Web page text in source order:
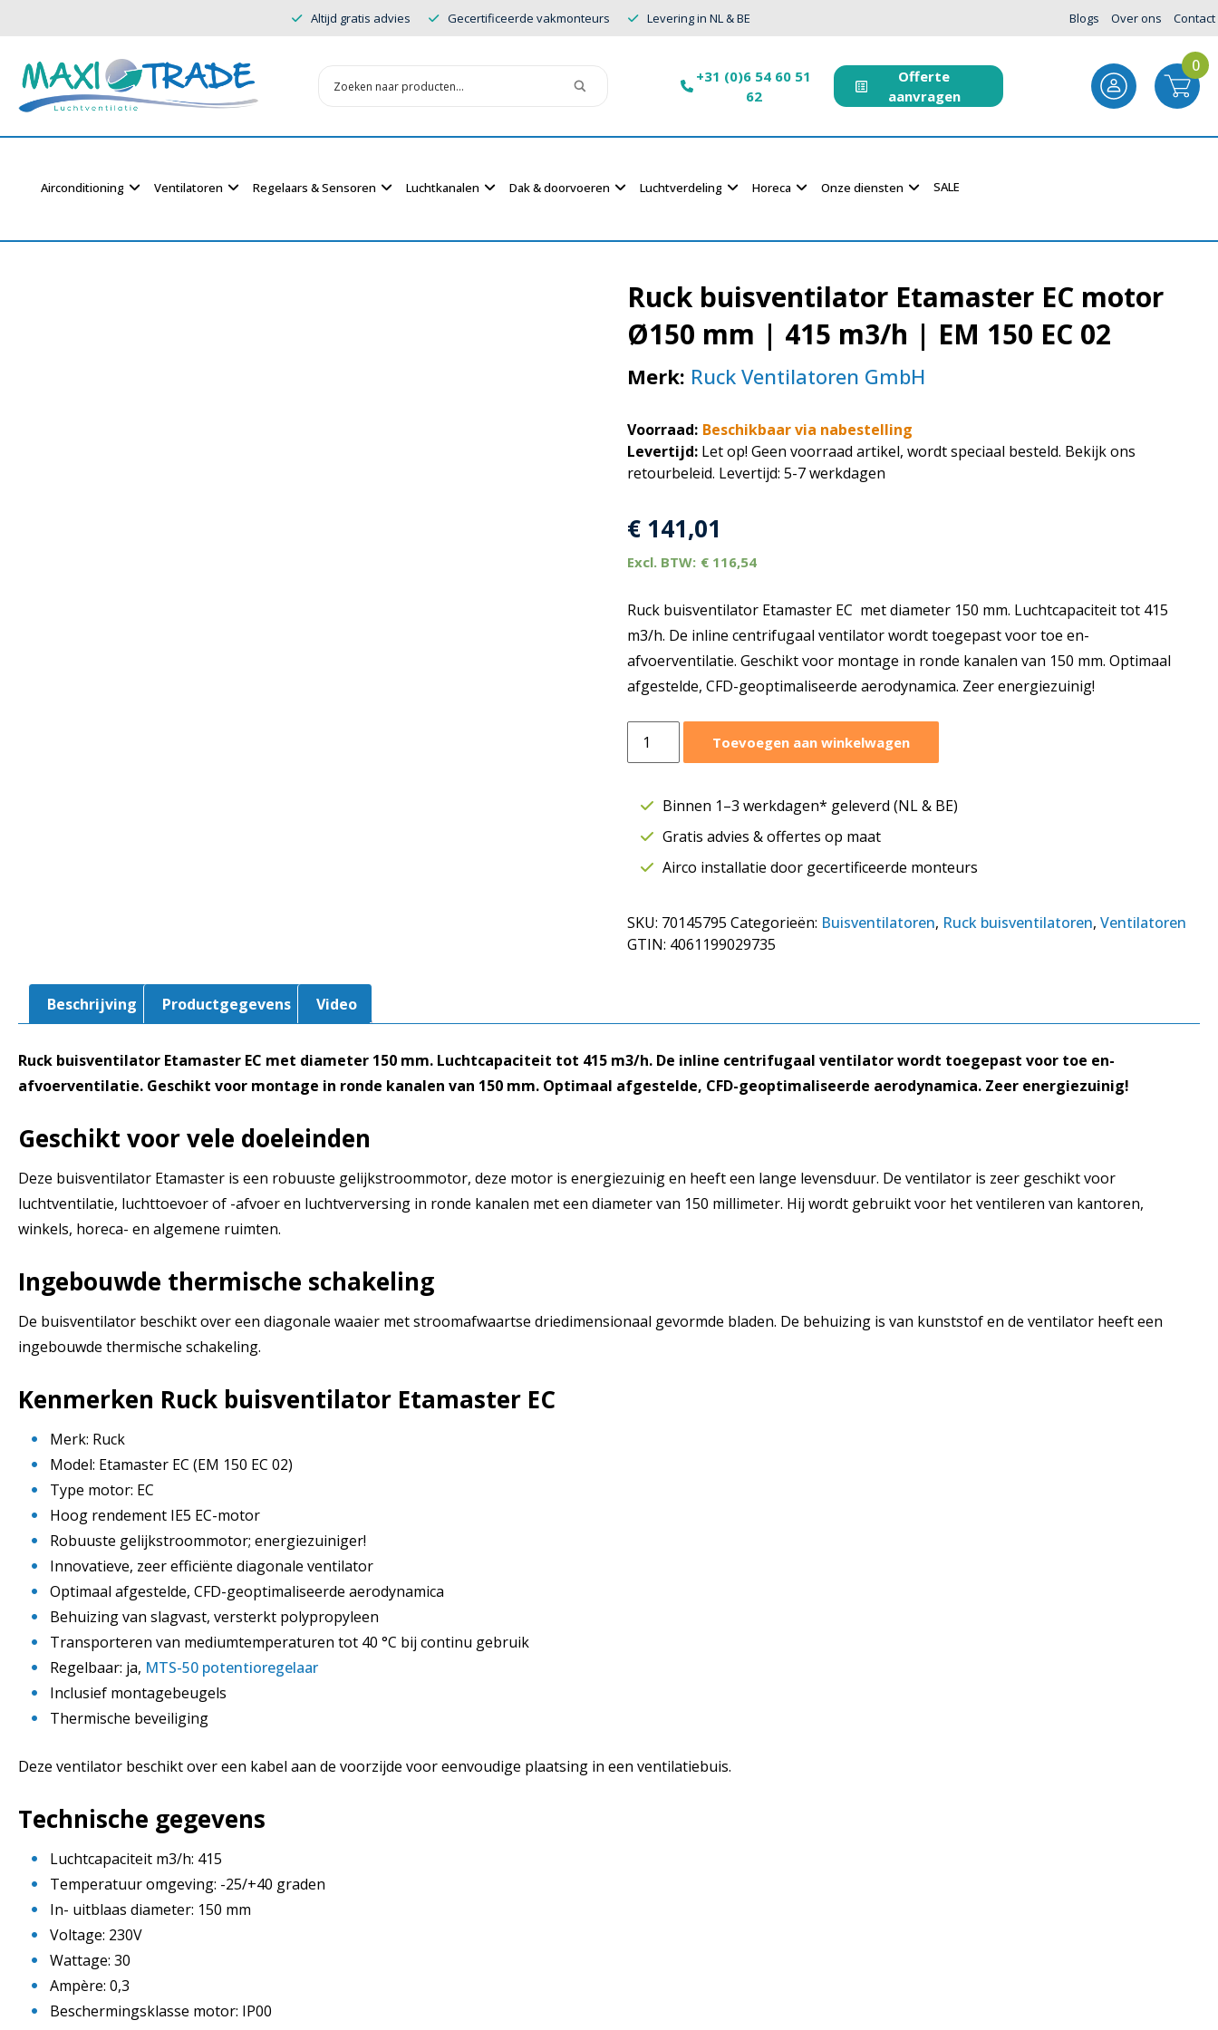
Altijd gratis advies Gecertificeerde vakmonteurs Levering in NL & BE Blogs Over ons Contact
+31 (0)6 54 60 51
62
Offerte
aanvragen
0
Airconditioning Ventilatoren Regelaars & Sensoren Luchtkanalen Dak & doorvoeren Luchtverdeling Horeca Onze diensten SALE
Ruck buisventilator Etamaster EC motor
Ø150 mm | 415 m3/h | EM 150 EC 02
Merk: Ruck Ventilatoren GmbH
Voorraad: Beschikbaar via nabestelling
Levertijd: Let op! Geen voorraad artikel, wordt speciaal besteld. Bekijk ons
retourbeleid. Levertijd: 5-7 werkdagen
€ 141,01
€ 116,54
Ruck buisventilator Etamaster EC met diameter 150 mm. Luchtcapaciteit tot 415
m3/h. De inline centrifugaal ventilator wordt toegepast voor toe en-
afvoerventilatie. Geschikt voor montage in ronde kanalen van 150 mm. Optimaal
afgestelde, CFD-geoptimaliseerde aerodynamica. Zeer energiezuinig!
buisventilator
Ø150
mm
m3/h
|
aantal
Toevoegen aan winkelwagen
Binnen 1–3 werkdagen* geleverd (NL & BE)
Gratis advies & offertes op maat
Airco installatie door gecertificeerde monteurs
SKU: 70145795 Categorieën: Buisventilatoren, Ruck buisventilatoren, Ventilatoren
GTIN: 4061199029735
Beschrijving Productgegevens Video
Ruck buisventilator Etamaster EC met diameter 150 mm. Luchtcapaciteit tot 415 m3/h. De inline centrifugaal ventilator wordt toegepast voor toe en-
afvoerventilatie. Geschikt voor montage in ronde kanalen van 150 mm. Optimaal afgestelde, CFD-geoptimaliseerde aerodynamica. Zeer energiezuinig!
Geschikt voor vele doeleinden
Deze buisventilator Etamaster is een robuuste gelijkstroommotor, deze motor is energiezuinig en heeft een lange levensduur. De ventilator is zeer geschikt voor
luchtventilatie, luchttoevoer of -afvoer en luchtverversing in ronde kanalen met een diameter van 150 millimeter. Hij wordt gebruikt voor het ventileren van kantoren,
winkels, horeca- en algemene ruimten.
Ingebouwde thermische schakeling
De buisventilator beschikt over een diagonale waaier met stroomafwaartse driedimensionaal gevormde bladen. De behuizing is van kunststof en de ventilator heeft een
ingebouwde thermische schakeling.
Kenmerken Ruck buisventilator Etamaster EC
Merk: Ruck
Model: Etamaster EC (EM 150 EC 02)
Type motor: EC
Hoog rendement IE5 EC-motor
Robuuste gelijkstroommotor; energiezuiniger!
Innovatieve, zeer efficiënte diagonale ventilator
Optimaal afgestelde, CFD-geoptimaliseerde aerodynamica
Behuizing van slagvast, versterkt polypropyleen
Transporteren van mediumtemperaturen tot 40 °C bij continu gebruik
Regelbaar: ja, MTS-50 potentioregelaar
Inclusief montagebeugels
Thermische beveiliging
Deze ventilator beschikt over een kabel aan de voorzijde voor eenvoudige plaatsing in een ventilatiebuis.
Technische gegevens
Luchtcapaciteit m3/h: 415
Temperatuur omgeving: -25/+40 graden
In- uitblaas diameter: 150 mm
Voltage: 230V
Wattage: 30
Ampère: 0,3
Beschermingsklasse motor: IP00